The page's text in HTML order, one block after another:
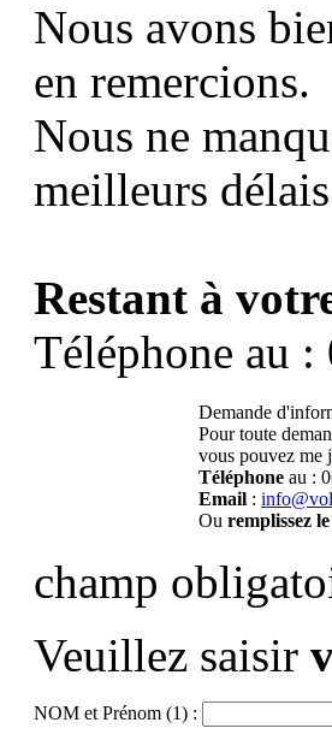
Nous avons
en remercions.
Nous ne
meilleurs
Restant à
Téléphone au
Demande
Pour toute
vous pouvez me
Téléphone au :
Email :
Ou remplissez
champ
Veuillez saisir
NOM et Prénom (1) :